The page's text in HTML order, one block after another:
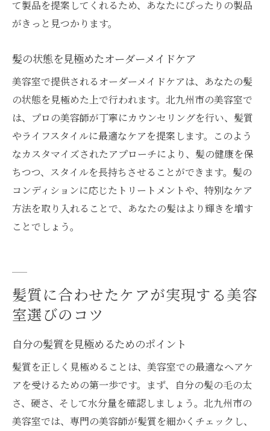
て製品を提案してくれるため、あなたにぴったりの製品
がきっと見つかります。
髪の状態を見極めたオーダーメイドケア
美容室で提供されるオーダーメイドケアは、あなたの髪
の状態を見極めた上で行われます。北九州市の美容室で
は、プロの美容師が丁寧にカウンセリングを行い、髪質
やライフスタイルに最適なケアを提案します。このよう
なカスタマイズされたアプローチにより、髪の健康を保
ちつつ、スタイルを長持ちさせることができます。髪の
コンディションに応じたトリートメントや、特別なケア
方法を取り入れることで、あなたの髪はより輝きを増す
ことでしょう。
髪質に合わせたケアが実現する美容
室選びのコツ
自分の髪質を見極めるためのポイント
髪質を正しく見極めることは、美容室での最適なヘアケ
アを受けるための第一歩です。まず、自分の髪の毛の太
さ、硬さ、そして水分量を確認しましょう。北九州市の
美容室では、専門の美容師が髪質を細かくチェックし、